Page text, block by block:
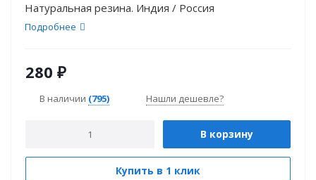
Натуральная резина. Индия / Россия
Подробнее
280 ₽
В наличии (795) Нашли дешевле?
В корзину
Купить в 1 клик